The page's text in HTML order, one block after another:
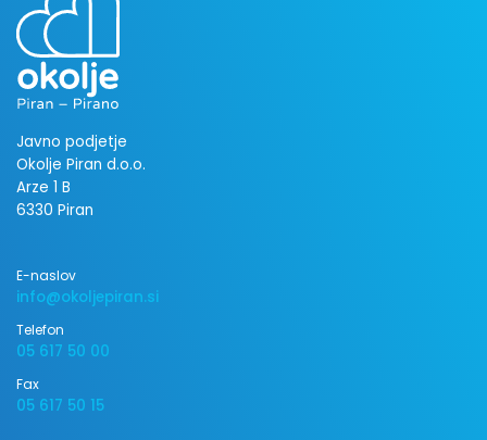
Javno podjetje
Okolje Piran d.o.o.
Arze 1 B
6330 Piran
E-naslov
info@okoljepiran.si
Telefon
05 617 50 00
Fax
05 617 50 15